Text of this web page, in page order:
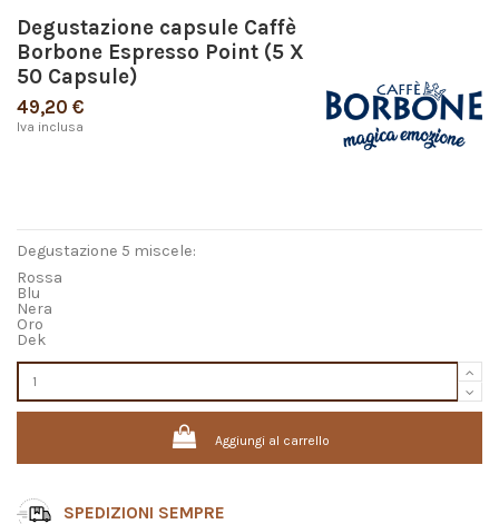
Degustazione capsule Caffè
Borbone Espresso Point (5 X
50 Capsule)
49,20 €
Iva inclusa
Degustazione 5 miscele:
Rossa
Blu
Nera
Oro
Dek
Aggiungi al carrello
SPEDIZIONI SEMPRE